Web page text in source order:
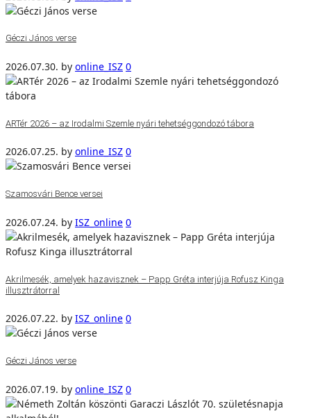
Géczi János verse
2026.07.30. by online_ISZ 0
ARTér 2026 – az Irodalmi Szemle nyári tehetséggondozó tábora
2026.07.25. by online_ISZ 0
Szamosvári Bence versei
2026.07.24. by ISZ_online 0
Akrilmesék, amelyek hazavisznek – Papp Gréta interjúja Rofusz Kinga
illusztrátorral
2026.07.22. by ISZ_online 0
Géczi János verse
2026.07.19. by online_ISZ 0